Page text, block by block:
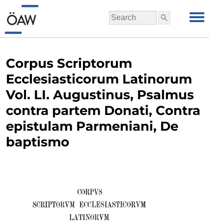
Corpus Scriptorum
Ecclesiasticorum Latinorum
Vol. LI. Augustinus, Psalmus
contra partem Donati, Contra
epistulam Parmeniani, De
baptismo